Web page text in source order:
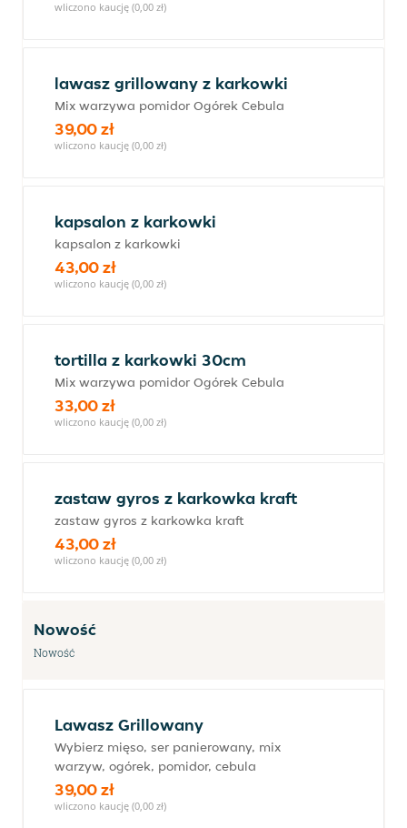
wliczono kaucję (0,00 zł)
lawasz grillowany z karkowki
Mix warzywa pomidor Ogórek Cebula
39,00 zł
wliczono kaucję (0,00 zł)
kapsalon z karkowki
kapsalon z karkowki
43,00 zł
wliczono kaucję (0,00 zł)
tortilla z karkowki 30cm
Mix warzywa pomidor Ogórek Cebula
33,00 zł
wliczono kaucję (0,00 zł)
zastaw gyros z karkowka kraft
zastaw gyros z karkowka kraft
43,00 zł
wliczono kaucję (0,00 zł)
Nowość
Nowość
Lawasz Grillowany
Wybierz mięso, ser panierowany, mix
warzyw, ogórek, pomidor, cebula
39,00 zł
wliczono kaucję (0,00 zł)